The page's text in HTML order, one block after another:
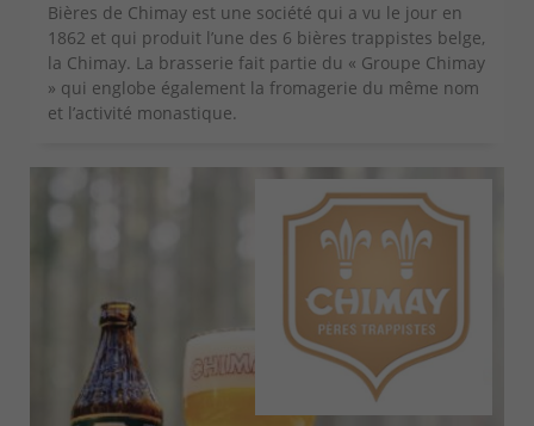
Bières de Chimay est une société qui a vu le jour en
1862 et qui produit l’une des 6 bières trappistes belge,
la Chimay. La brasserie fait partie du « Groupe Chimay
» qui englobe également la fromagerie du même nom
et l’activité monastique.